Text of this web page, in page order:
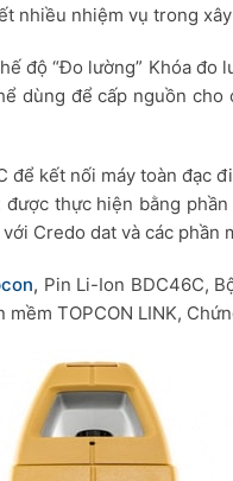
nhiều nhiệm vụ trong
độ “Đo lường” Khóa
dùng để cấp nguồn cho
để kết nối máy toàn đạc
thực hiện bằng
Credo dat và các phần
, Pin Li-Ion BDC46C,
mềm TOPCON LINK,